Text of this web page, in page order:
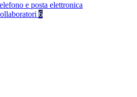
e posta elettronica
6